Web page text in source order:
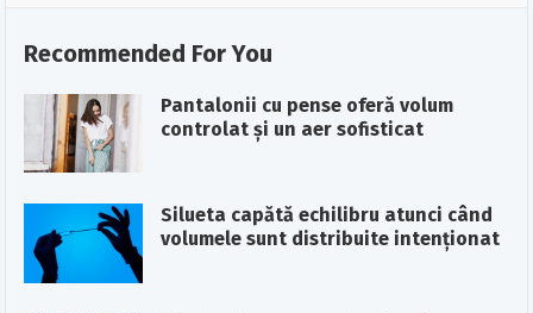
Recommended For You
Pantalonii cu pense oferă volum
controlat și un aer sofisticat
Silueta capătă echilibru atunci când
volumele sunt distribuite intenționat